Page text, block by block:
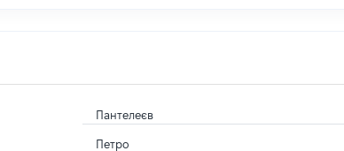
Пантелеєв
Петро